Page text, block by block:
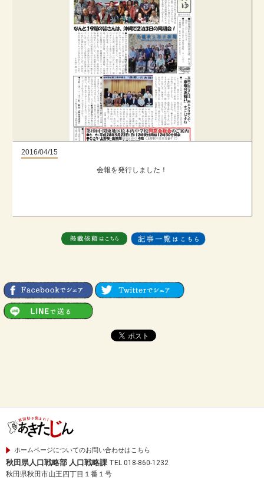
2016/04/15
会報を発行しました！
ホームページについてのお問い合わせはこちら
秋田県人口戦略部 人口戦略課 TEL 018-860-1232
秋田県秋田市山王四丁目１番１号